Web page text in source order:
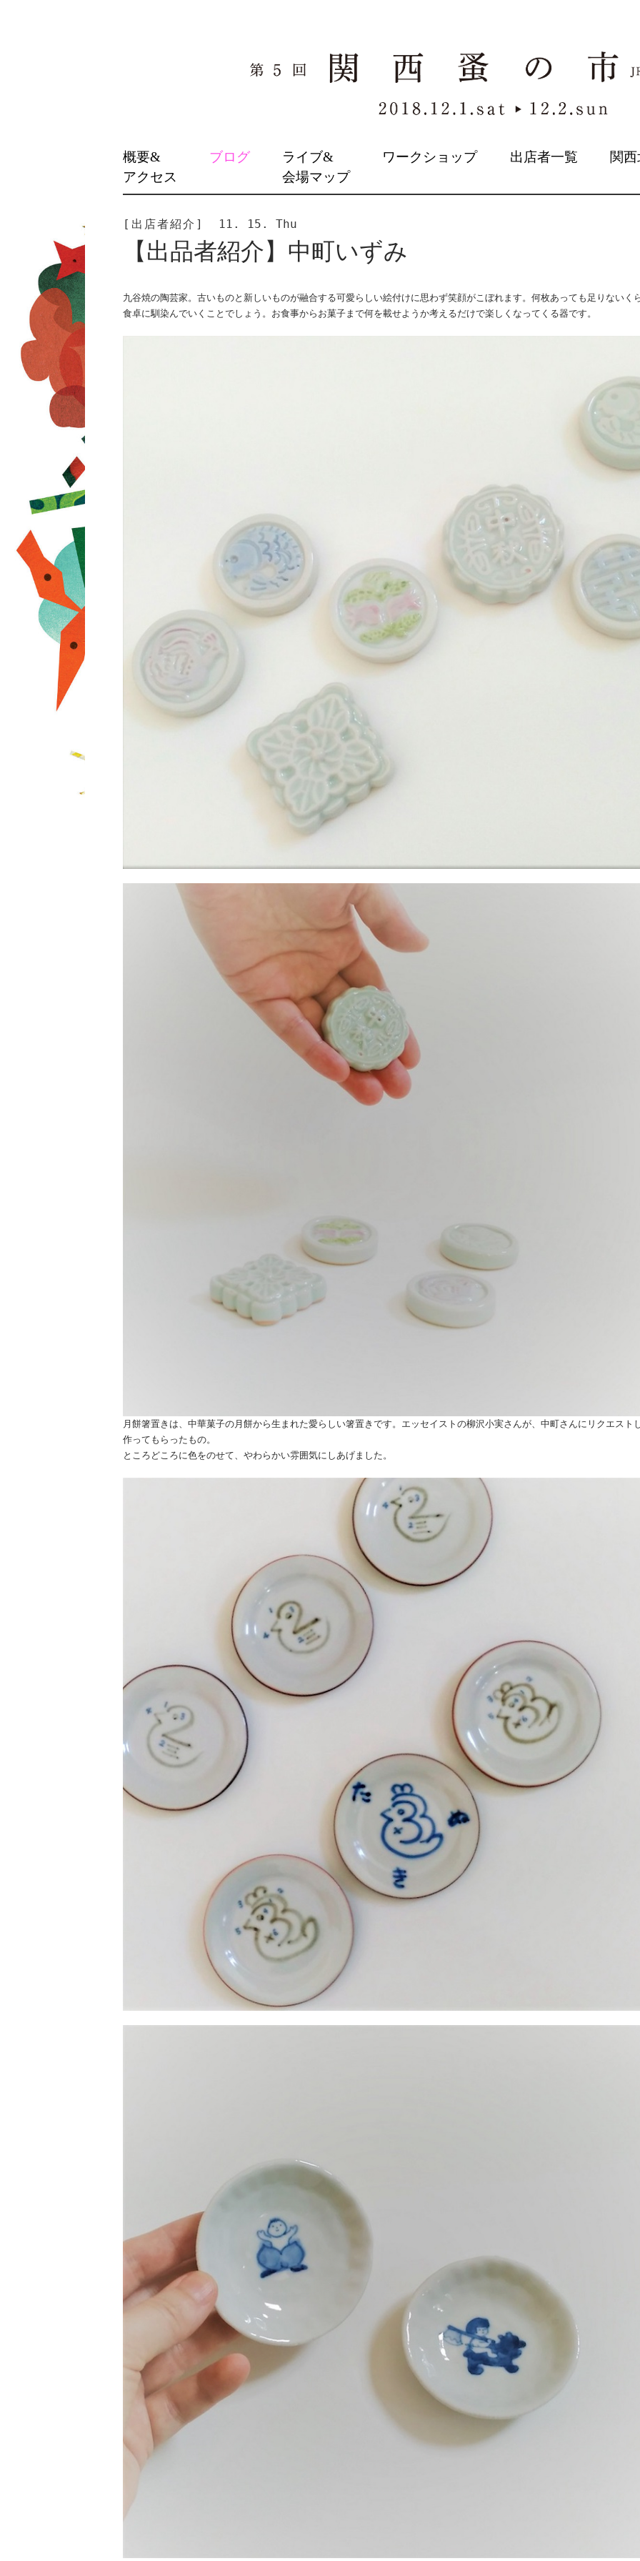
TO
CONTENT
概要&
アクセス
ブログ
ライブ&
会場マップ
ワークショップ 出店者一覧 関
[出店者紹介] 11. 15. Thu
【出品者紹介】中町いずみ
九谷焼の陶芸家。古いものと新しいものが融合する可愛らしい絵付けに思わず笑顔がこぼれます。何枚あっても足りないく
食卓に馴染んでいくことでしょう。お食事からお菓子まで何を載せようか考えるだけで楽しくなってくる器です。
月餅箸置きは、中華菓子の月餅から生まれた愛らしい箸置きです。エッセイストの柳沢小実さんが、中町さんにリクエスト
作ってもらったもの。
ところどころに色をのせて、やわらかい雰囲気にしあげました。